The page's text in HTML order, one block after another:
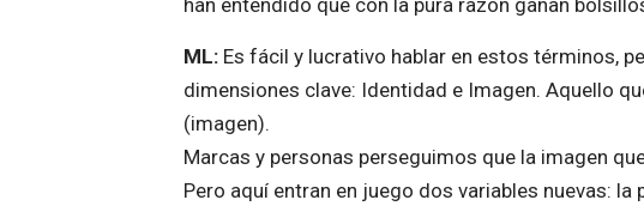
han entendido que con la pura razón ganan
ML:Es fácil y lucrativo hablar en estos términos,
dimensiones clave: Identidad e Imagen. Aquello
(imagen).
Marcas y personas perseguimos que la imagen
Pero aquí entran en juego dos variables nuevas: la